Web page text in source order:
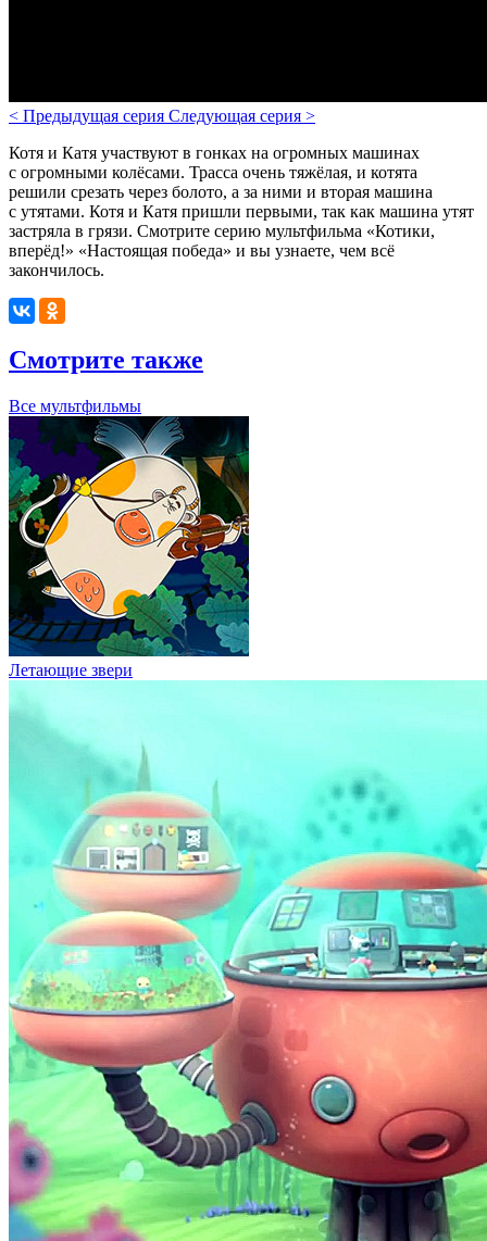
< Предыдущая серия Следующая серия >
Котя и Катя участвуют в гонках на огромных машинах
с огромными колёсами. Трасса очень тяжёлая, и котята
решили срезать через болото, а за ними и вторая машина
с утятами. Котя и Катя пришли первыми, так как машина утят
застряла в грязи. Смотрите серию мультфильма «Котики,
вперёд!» «Настоящая победа» и вы узнаете, чем всё
закончилось.
Смотрите также
Все мультфильмы
Летающие звери